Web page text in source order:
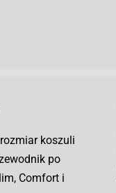
koszuli
po
Comfort i